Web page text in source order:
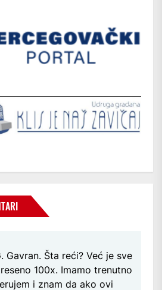
Gavran. Šta reći? Već je sve
100x. Imamo trenutno
i znam da ako ovi